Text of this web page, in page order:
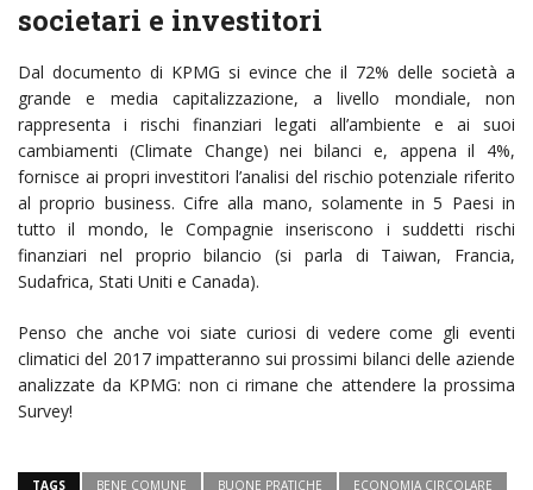
societari e investitori
Dal documento di KPMG si evince che il 72% delle società a
grande e media capitalizzazione, a livello mondiale, non
rappresenta i rischi finanziari legati all’ambiente e ai suoi
cambiamenti (Climate Change) nei bilanci e, appena il 4%,
fornisce ai propri investitori l’analisi del rischio potenziale riferito
al proprio business. Cifre alla mano, solamente in 5 Paesi in
tutto il mondo, le Compagnie inseriscono i suddetti rischi
finanziari nel proprio bilancio (si parla di Taiwan, Francia,
Sudafrica, Stati Uniti e Canada).
Penso che anche voi siate curiosi di vedere come gli eventi
climatici del 2017 impatteranno sui prossimi bilanci delle aziende
analizzate da KPMG: non ci rimane che attendere la prossima
Survey!
TAGS BENE COMUNE BUONE PRATICHE ECONOMIA CIRCOLARE